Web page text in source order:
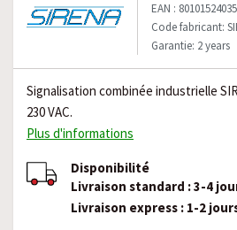
EAN :
Code fabricant:
Garantie: 2 years
Signalisation combinée industrielle
230 VAC.
Plus d'informations
Disponibilité
Livraison standard : 3-4
Livraison express : 1-2